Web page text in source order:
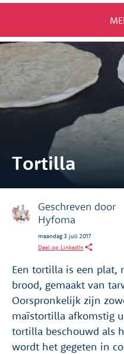
Tortilla
Een tortilla is een plat,
brood, gemaakt van
Oorspronkelijk zijn
maïstortilla afkomstig
tortilla beschouwd als
wordt het gegeten in
Geschreven door
Hyfoma
maandag 3 juli 2017
Deel op LinkedIn